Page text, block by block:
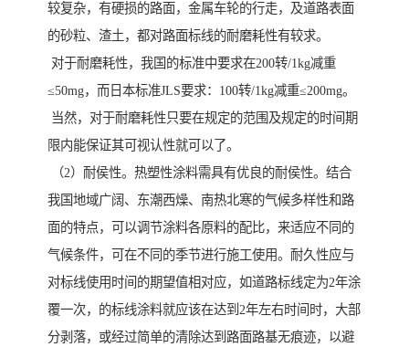
较复杂，有硬损的路面，金属车轮的行走，及道路表面
的砂粒、渣土，都对路面标线的耐磨耗性有较求。
对于耐磨耗性，我国的标准中要求在200转/1kg减重
≤50mg，而日本标准JLS要求：100转/1kg减重≤200mg。
当然，对于耐磨耗性只要在规定的范围及规定的时间期
限内能保证其可视认性就可以了。
（2）耐侯性。热塑性涂料需具有优良的耐侯性。结合
我国地域广阔、东潮西燥、南热北寒的气候多样性和路
面的特点，可以调节涂料各原料的配比，来适应不同的
气候条件，可在不同的季节进行施工使用。耐久性应与
对标线使用时间的期望值相对应，如道路标线定为2年涂
覆一次，的标线涂料就应该在达到2年左右时间时，大部
分剥落，或经过简单的清除达到路面路基无痕迹，以避